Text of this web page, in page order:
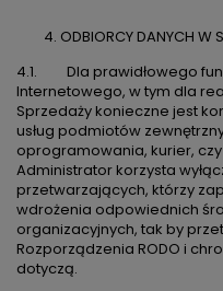
ODBIORCY DANYCH W
4.1. Dla prawidłowego
Internetowego, w tym dla
Sprzedaży konieczne jest
usług podmiotów
oprogramowania, kurier,
Administrator korzysta
przetwarzających, którzy
wdrożenia odpowiednich
organizacyjnych, tak by
Rozporządzenia RODO i
dotyczą.